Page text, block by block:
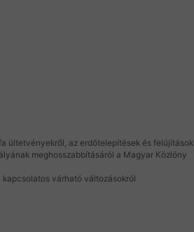
ültetvényekről, az erdőtelepítések és felújítások
meghosszabbításáról a Magyar Közlöny
várható változásokról